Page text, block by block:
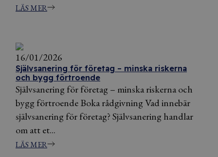
LÄS MER
16/01/2026
Självsanering för företag – minska riskerna
och bygg förtroende
Självsanering för företag – minska riskerna och
bygg förtroende Boka rådgivning Vad innebär
självsanering för företag? Självsanering handlar
om att et...
LÄS MER